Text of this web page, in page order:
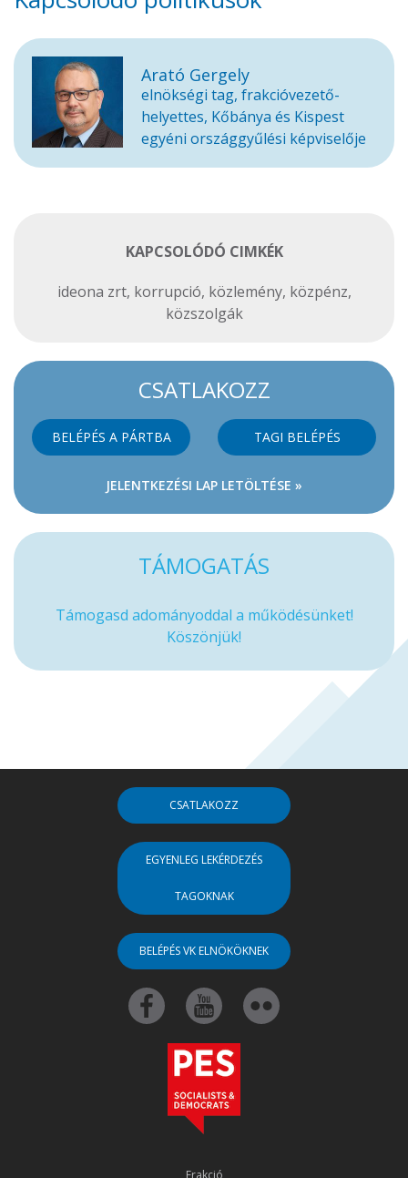
Arató Gergely
elnökségi tag, frakcióvezető-
helyettes, Kőbánya és Kispest
egyéni országgyűlési képviselője
KAPCSOLÓDÓ CIMKÉK
ideona zrt, korrupció, közlemény, közpénz,
közszolgák
CSATLAKOZZ
BELÉPÉS A PÁRTBA TAGI BELÉPÉS
JELENTKEZÉSI LAP LETÖLTÉSE »
TÁMOGATÁS
Támogasd adományoddal a működésünket!
Köszönjük!
CSATLAKOZZ
EGYENLEG LEKÉRDEZÉS
TAGOKNAK
BELÉPÉS VK ELNÖKÖKNEK
Frakció